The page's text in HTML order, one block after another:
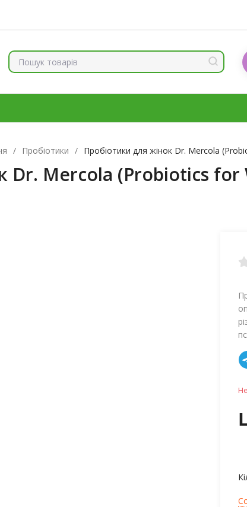
ЦИНК
/ Пробіотики / Пробіотики для жінок Dr. Mercola
Dr. Mercola (Probiotics